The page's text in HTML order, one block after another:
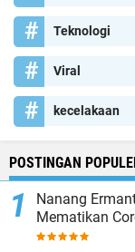
Teknologi
Viral
kecelakaan
POSTINGAN
Nanang
Mematikan